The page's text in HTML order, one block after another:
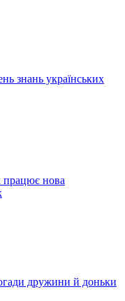
знань українських
працює нова
дружини й доньки